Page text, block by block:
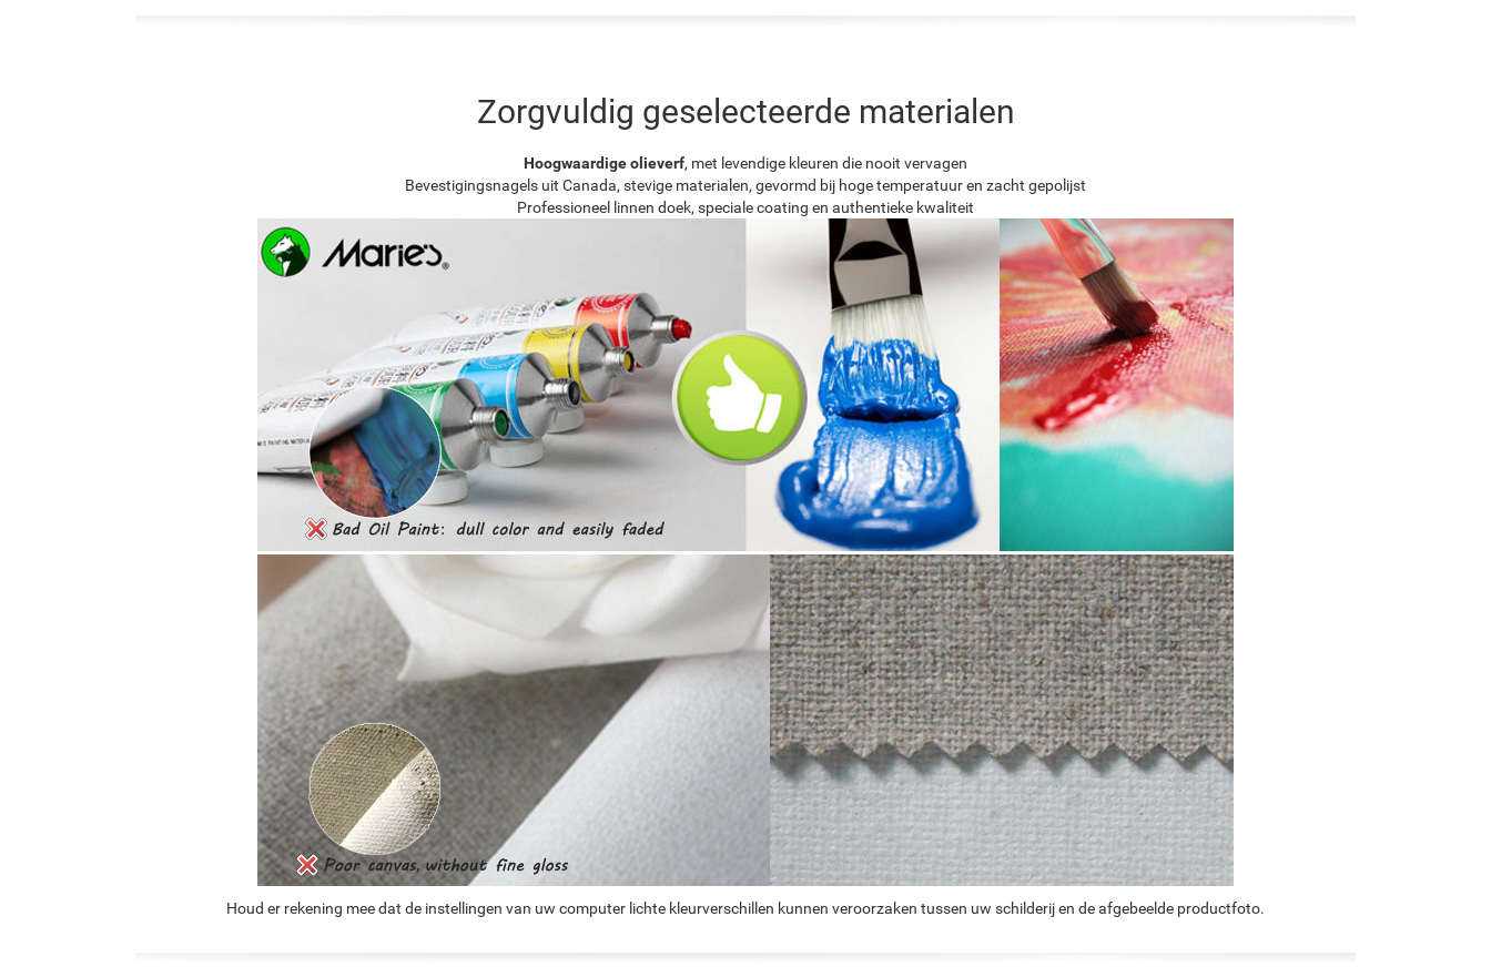
Zorgvuldig geselecteerde materialen
Hoogwaardige olieverf, met levendige kleuren die nooit vervagen
Bevestigingsnagels uit Canada, stevige materialen, gevormd bij hoge temperatuur en zacht gepolijst
Professioneel linnen doek, speciale coating en authentieke kwaliteit
Houd er rekening mee dat de instellingen van uw computer lichte kleurverschillen kunnen veroorzaken tussen uw schilderij en de afgebeelde productfoto.